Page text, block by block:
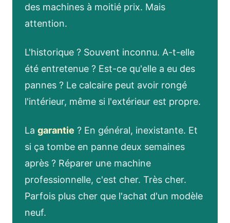
des machines à moitié prix. Mais
attention.
L'historique ? Souvent inconnu. A-t-elle
été entretenue ? Est-ce qu'elle a eu des
pannes ? Le calcaire peut avoir rongé
l'intérieur, même si l'extérieur est propre.
La garantie ? En général, inexistante. Et
si ça tombe en panne deux semaines
après ? Réparer une machine
professionnelle, c'est cher. Très cher.
Parfois plus cher que l'achat d'un modèle
neuf.